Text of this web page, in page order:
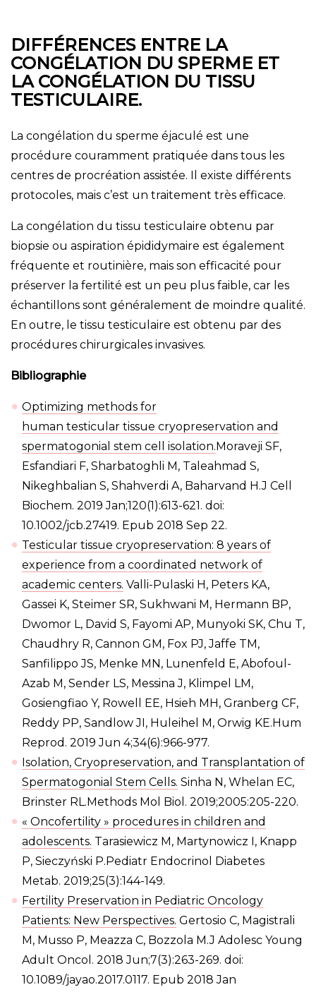
DIFFÉRENCES ENTRE LA
CONGÉLATION DU SPERME ET
LA CONGÉLATION DU TISSU
TESTICULAIRE.
La congélation du sperme éjaculé est une
procédure couramment pratiquée dans tous les
centres de procréation assistée. Il existe différents
protocoles, mais c’est un traitement très efficace.
La congélation du tissu testiculaire obtenu par
biopsie ou aspiration épididymaire est également
fréquente et routinière, mais son efficacité pour
préserver la fertilité est un peu plus faible, car les
échantillons sont généralement de moindre qualité.
En outre, le tissu testiculaire est obtenu par des
procédures chirurgicales invasives.
Bibliographie
Optimizing methods for
human testicular tissue cryopreservation and
spermatogonial stem cell isolation. Moraveji SF,
Esfandiari F, Sharbatoghli M, Taleahmad S,
Nikeghbalian S, Shahverdi A, Baharvand H.J Cell
Biochem. 2019 Jan;120(1):613-621. doi:
10.1002/jcb.27419. Epub 2018 Sep 22.
Testicular tissue cryopreservation: 8 years of
experience from a coordinated network of
academic centers. Valli-Pulaski H, Peters KA,
Gassei K, Steimer SR, Sukhwani M, Hermann BP,
Dwomor L, David S, Fayomi AP, Munyoki SK, Chu T,
Chaudhry R, Cannon GM, Fox PJ, Jaffe TM,
Sanfilippo JS, Menke MN, Lunenfeld E, Abofoul-
Azab M, Sender LS, Messina J, Klimpel LM,
Gosiengfiao Y, Rowell EE, Hsieh MH, Granberg CF,
Reddy PP, Sandlow JI, Huleihel M, Orwig KE.Hum
Reprod. 2019 Jun 4;34(6):966-977.
Isolation, Cryopreservation, and Transplantation of
Spermatogonial Stem Cells. Sinha N, Whelan EC,
Brinster RL.Methods Mol Biol. 2019;2005:205-220.
« Oncofertility » procedures in children and
adolescents. Tarasiewicz M, Martynowicz I, Knapp
P, Sieczyński P.Pediatr Endocrinol Diabetes
Metab. 2019;25(3):144-149.
Fertility Preservation in Pediatric Oncology
Patients: New Perspectives. Gertosio C, Magistrali
M, Musso P, Meazza C, Bozzola M.J Adolesc Young
Adult Oncol. 2018 Jun;7(3):263-269. doi:
10.1089/jayao.2017.0117. Epub 2018 Jan